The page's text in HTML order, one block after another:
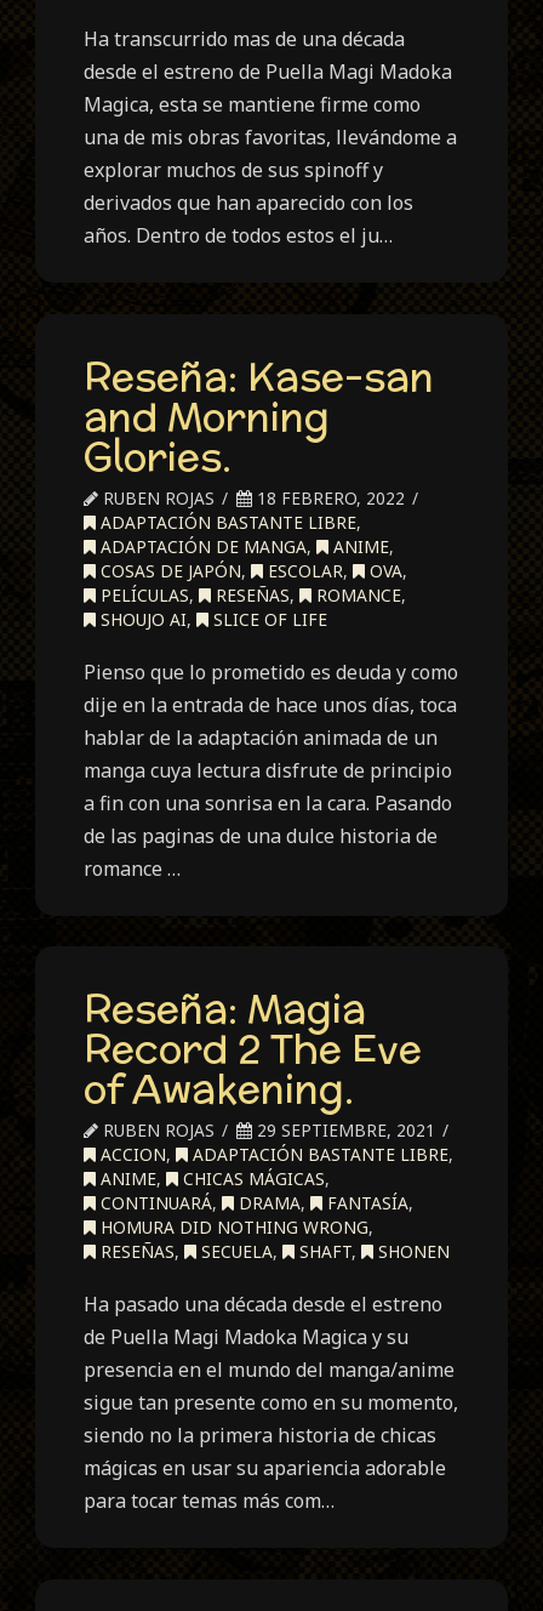
Ha transcurrido mas de una década
desde el estreno de Puella Magi Madoka
Magica, esta se mantiene firme como
una de mis obras favoritas, llevándome a
explorar muchos de sus spinoff y
derivados que han aparecido con los
años. Dentro de todos estos el ju…
Reseña: Kase-san
and Morning
Glories.
RUBEN ROJAS
18 FEBRERO, 2022
ADAPTACIÓN BASTANTE LIBRE,
ADAPTACIÓN DE MANGA, ANIME,
COSAS DE JAPÓN, ESCOLAR, OVA,
PELÍCULAS, RESEÑAS, ROMANCE,
SHOUJO AI, SLICE OF LIFE
Pienso que lo prometido es deuda y como
dije en la entrada de hace unos días, toca
hablar de la adaptación animada de un
manga cuya lectura disfrute de principio
a fin con una sonrisa en la cara. Pasando
de las paginas de una dulce historia de
romance …
Reseña: Magia
Record 2 The Eve
of Awakening.
RUBEN ROJAS
29 SEPTIEMBRE, 2021
ACCION, ADAPTACIÓN BASTANTE LIBRE,
ANIME, CHICAS MÁGICAS,
CONTINUARÁ, DRAMA, FANTASÍA,
HOMURA DID NOTHING WRONG,
RESEÑAS, SECUELA, SHAFT, SHONEN
Ha pasado una década desde el estreno
de Puella Magi Madoka Magica y su
presencia en el mundo del manga/anime
sigue tan presente como en su momento,
siendo no la primera historia de chicas
mágicas en usar su apariencia adorable
para tocar temas más com…